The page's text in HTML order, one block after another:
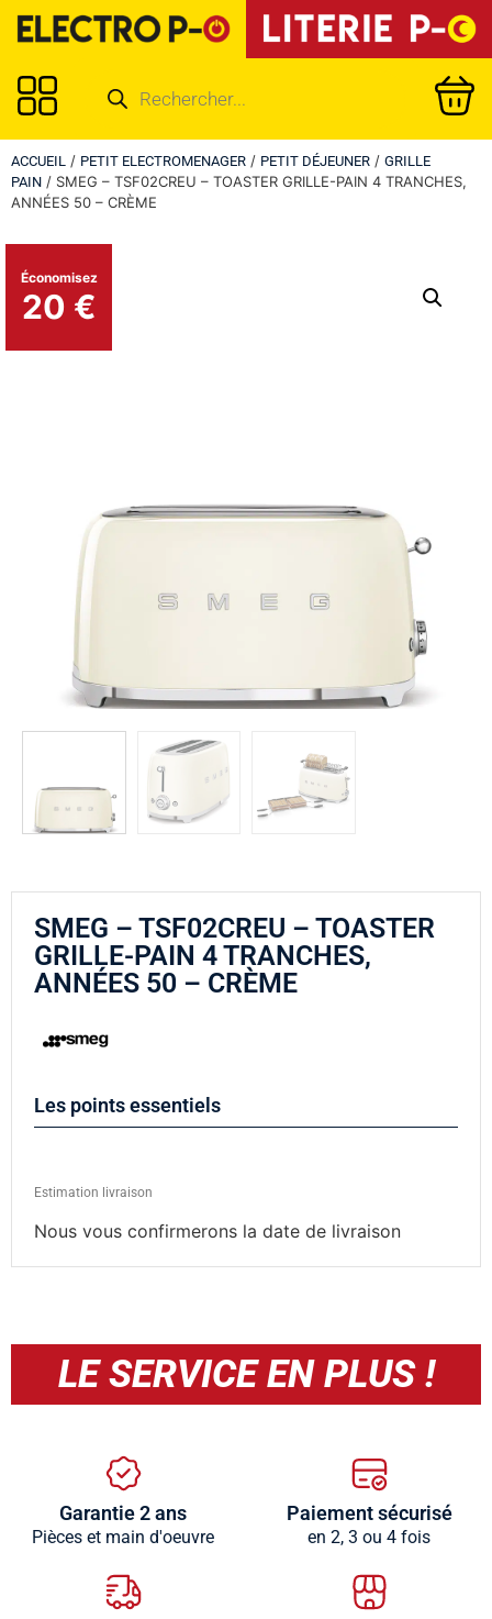
ACCUEIL / PETIT ELECTROMENAGER / PETIT DÉJEUNER / GRILLE
PAIN / SMEG – TSF02CREU – TOASTER GRILLE-PAIN 4 TRANCHES,
ANNÉES 50 – CRÈME
Économisez
20 €
SMEG – TSF02CREU – TOASTER
GRILLE-PAIN 4 TRANCHES,
ANNÉES 50 – CRÈME
Les points essentiels
Estimation livraison
Nous vous confirmerons la date de livraison
LE SERVICE EN PLUS !
Garantie 2 ans
Pièces et main d'oeuvre
Paiement sécurisé
en 2, 3 ou 4 fois